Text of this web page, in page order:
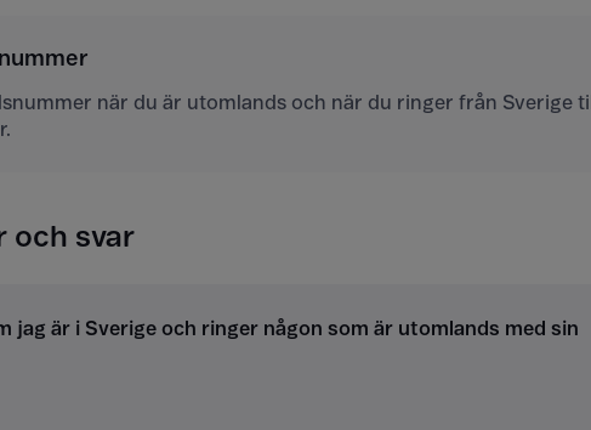
när du är utomlands och när du ringer från Sverige till
och svar
jag är i Sverige och ringer någon som är utomlands med sin